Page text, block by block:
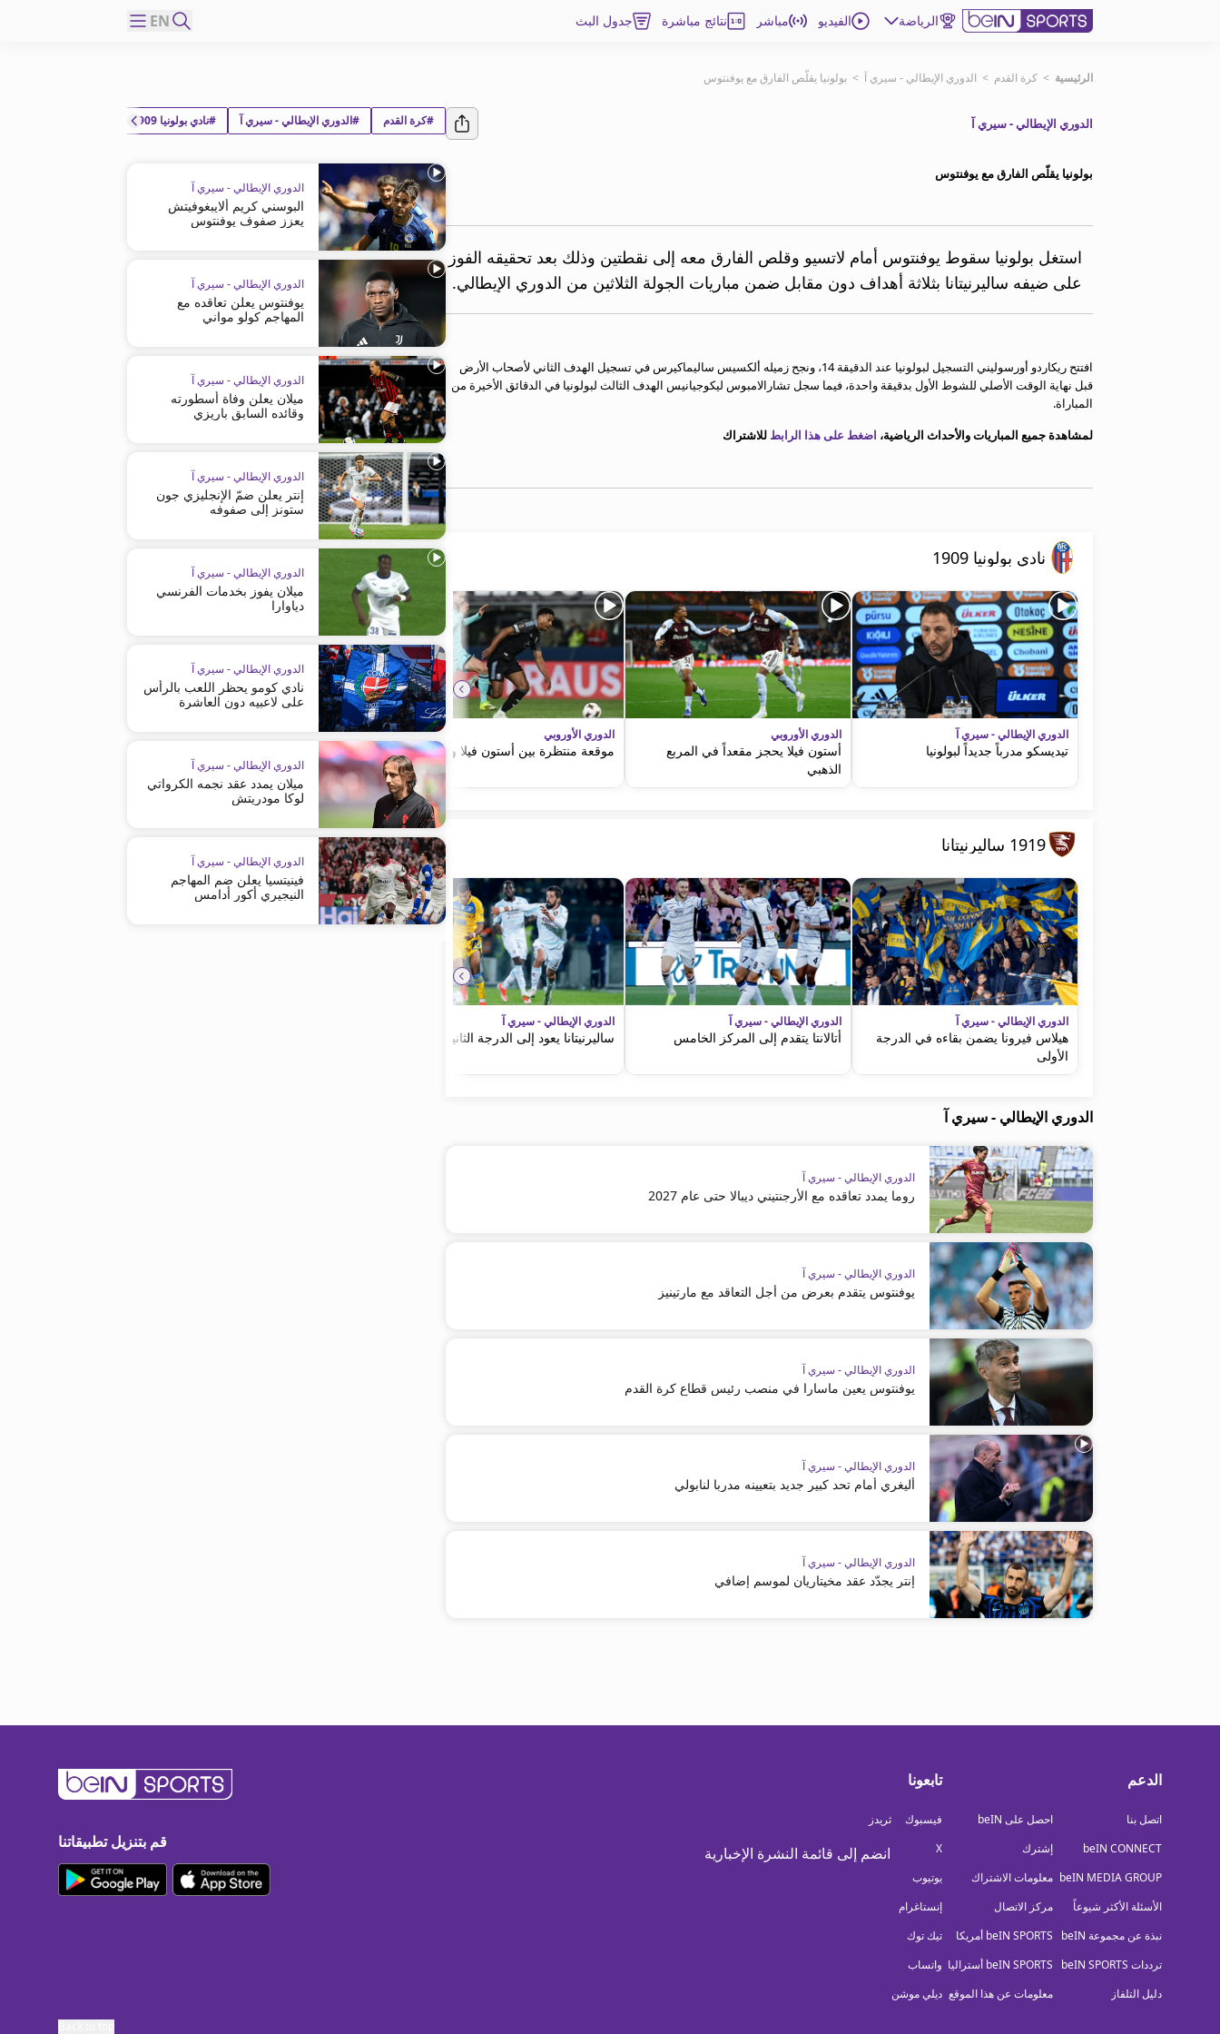
الرياضة الفيديو مباشر نتائج مباشرة جدول البث EN
اشترك
EN
MENA
إدارة التنبيهات
انضم إلى قائمة النشرة الإخبارية
beIN CONNECT
beIN MEDIA GROUP
الأسئلة الأكثر شيوعاً
الرئيسية > كرة القدم > الدوري الإيطالي - سيري آ> بولونيا يقلّص الفارق مع يوفنتوس
الدوري الإيطالي - سيري آ
بولونيا يقلّص الفارق مع يوفنتوس
استغل بولونيا سقوط يوفنتوس أمام لاتسيو وقلص الفارق معه إلى نقطتين وذلك بعد تحقيقه الفوز
على ضيفه ساليرنيتانا بثلاثة أهداف دون مقابل ضمن مباريات الجولة الثلاثين من الدوري الإيطالي.
افتتح ريكاردو أورسوليني التسجيل لبولونيا عند الدقيقة 14، ونجح زميله ألكسيس ساليماكيرس في تسجيل الهدف الثاني لأصحاب الأرض
قبل نهاية الوقت الأصلي للشوط الأول بدقيقة واحدة، فيما سجل تشارالامبوس ليكوجيانيس الهدف الثالث لبولونيا في الدقائق الأخيرة من
المباراة.
لمشاهدة جميع المباريات والأحداث الرياضية، اضغط على هذا الرابط للاشتراك
نادي بولونيا 1909
الدوري الإيطالي - سيري آ
تيديسكو مدرباً جديداً لبولونيا
الدوري الأوروبي
أستون فيلا يحجز مقعداً في المربع
الذهبي
الدوري الأوروبي
موقعة منتظرة بين أستون فيلا وبولونيا
الدوري الأوروبي
أستون فيلا يقسو على بولونيا
1919 ساليرنيتانا
الدوري الإيطالي - سيري آ
هيلاس فيرونا يضمن بقاءه في الدرجة
الأولى
الدوري الإيطالي - سيري آ
أتالانتا يتقدم إلى المركز الخامس
الدوري الإيطالي - سيري آ
ساليرنيتانا يعود إلى الدرجة الثانية
الدوري الإيطالي - سيري آ
الدوري الإيطالي - سيري آ
روما يمدد تعاقده مع الأرجنتيني ديبالا حتى عام 2027
الدوري الإيطالي - سيري آ
يوفنتوس يتقدم بعرض من أجل التعاقد مع مارتينيز
الدوري الإيطالي - سيري آ
يوفنتوس يعين ماسارا في منصب رئيس قطاع كرة القدم
الدوري الإيطالي - سيري آ
أليغري أمام تحد كبير جديد بتعيينه مدربا لنابولي
الدوري الإيطالي - سيري آ
إنتر يجدّد عقد مخيتاريان لموسم إضافي
#كرة القدم #الدوري الإيطالي - سيري آ #نادي بولونيا 1909
الدوري الإيطالي - سيري آ
البوسني كريم ألايبغوفيتش
يعزز صفوف يوفنتوس
الدوري الإيطالي - سيري آ
يوفنتوس يعلن تعاقده مع
المهاجم كولو مواني
الدوري الإيطالي - سيري آ
ميلان يعلن وفاة أسطورته
وقائده السابق باريزي
الدوري الإيطالي - سيري آ
إنتر يعلن ضمّ الإنجليزي جون
ستونز إلى صفوفه
الدوري الإيطالي - سيري آ
ميلان يفوز بخدمات الفرنسي
دياوارا
الدوري الإيطالي - سيري آ
نادي كومو يحظر اللعب بالرأس
على لاعبيه دون العاشرة
الدوري الإيطالي - سيري آ
ميلان يمدد عقد نجمه الكرواتي
لوكا مودريتش
الدوري الإيطالي - سيري آ
فينيتسيا يعلن ضم المهاجم
النيجيري أكور أدامس
الدعم
اتصل بنا
beIN CONNECT
beIN MEDIA GROUP
الأسئلة الأكثر شيوعاً
نبذة عن مجموعة beIN
ترددات beIN SPORTS
دليل التلفاز
احصل على beIN
إشترك
معلومات الاشتراك
مركز الاتصال
beIN SPORTS أمريكا
beIN SPORTS أستراليا
معلومات عن هذا الموقع
تابعونا
فيسبوك
X
يوتيوب
إنستاغرام
تيك توك
واتساب
ديلي موشن
ثريدز
انضم إلى قائمة النشرة الإخبارية
قم بتنزيل تطبيقاتنا